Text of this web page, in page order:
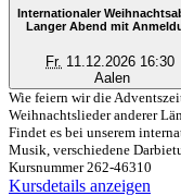
Internationaler
Langer Abend mit
Fr. 11.12.2026 16:30
Aalen
Wie feiern wir die
Weihnachtslieder anderer
Findet es bei unserem
Musik, verschiedene
Kursnummer 262-46310
Kursdetails anzeigen